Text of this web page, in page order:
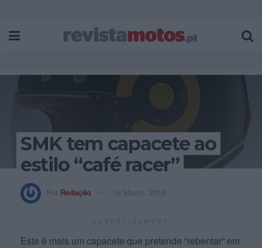
SMK tem capacete ao
estilo “café racer”
Por Redação 16 Março, 2018
Este é mais um capacete que pretende “rebentar” em